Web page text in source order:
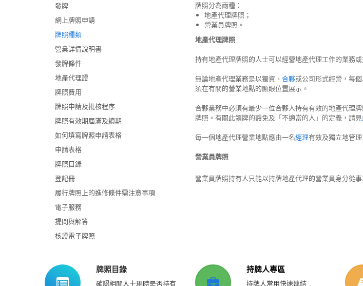
發牌
網上牌照申請
牌照種類
營業詳情說明書
發牌條件
地產代理證
牌照費用
牌照申請及批核程序
牌照有效期屆滿及續期
如何填寫牌照申請表格
申請表格
牌照目錄
登記冊
履行牌照上的進修條件需注意事項
電子服務
提問與解答
核證電子牌照
牌照分為兩種：
地產代理牌照；
營業員牌照。
地產代理牌照
持有地產代理牌照的人士可以經營地產代理工作的業務
無論地產代理業務是以獨資、 合夥或公司形式經營，每
須在有關的營業地點的顯眼位置展示。
合夥業務中必須有最少一位合夥人持有有效的地產代理
牌照。有關此領牌的豁免及「不適當的人」的定義，請見
每一個地產代理營業地點應由一名經理有效及獨立地管
營業員牌照
營業員牌照持有人只能以持牌地產代理的營業員身分從事
牌照目錄
確認相關人士現時是否持有
持牌人專區
持牌人常用快速連結